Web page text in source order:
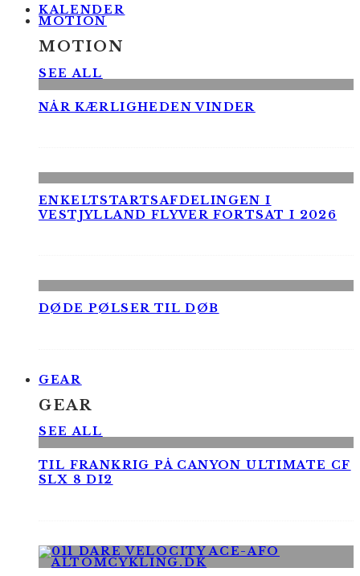
KALENDER
MOTION
MOTION
SEE ALL
NÅR KÆRLIGHEDEN VINDER
ENKELTSTARTSAFDELINGEN I
VESTJYLLAND FLYVER FORTSAT I 2026
DØDE PØLSER TIL DØB
GEAR
GEAR
SEE ALL
TIL FRANKRIG PÅ CANYON ULTIMATE CF
SLX 8 DI2